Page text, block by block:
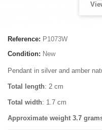
Reference: P1073W
Condition: New
Pendant in silver and amber
Total length: 2 cm
Total width: 1.7 cm
Approximate weight 3.7